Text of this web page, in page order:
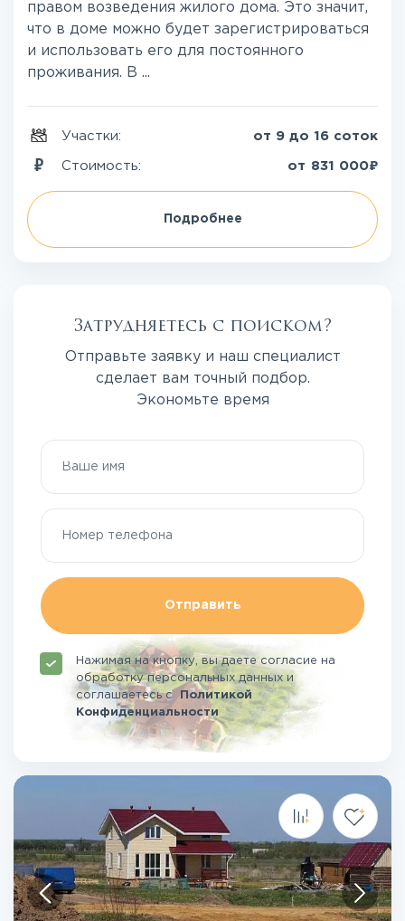
правом возведения жилого дома. Это значит,
что в доме можно будет зарегистрироваться
и использовать его для постоянного
проживания. В ...
Участки: от 9 до 16 соток
Стоимость: от 831 000₽
Подробнее
Затрудняетесь с поиском?
Отправьте заявку и наш специалист
сделает вам точный подбор.
Экономьте время
Отправить
Нажимая на кнопку, вы даете согласие на
обработку персональных данных и
соглашаетесьсПолитикой
Конфиденциальности